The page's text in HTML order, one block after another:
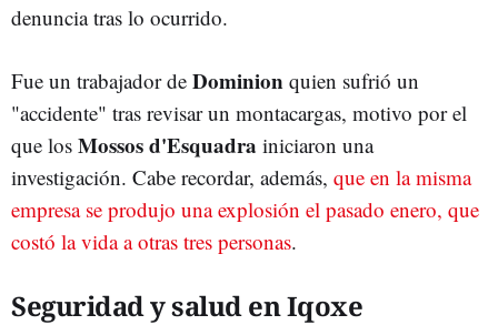
denuncia tras lo ocurrido.
Fue un trabajador de Dominion quien sufrió un
"accidente" tras revisar un montacargas, motivo por el
que los Mossos d'Esquadra iniciaron una
investigación. Cabe recordar, además, que en la misma
empresa se produjo una explosión el pasado enero, que
costó la vida a otras tres personas.
Seguridad y salud en Iqoxe